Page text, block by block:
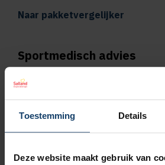
Toestemming Details
Deze website maakt gebruik van
Naar pakketvergelijker
Sportmedisch advies
pakket Plus
Vergoeding tot